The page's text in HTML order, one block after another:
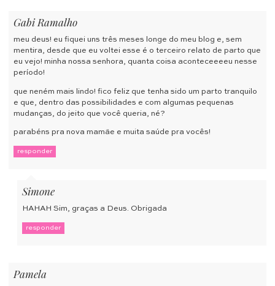
Gabi Ramalho
meu deus! eu fiquei uns três meses longe do meu blog e, sem
mentira, desde que eu voltei esse é o terceiro relato de parto que
eu vejo! minha nossa senhora, quanta coisa aconteceeeeu nesse
período!
que neném mais lindo! fico feliz que tenha sido um parto tranquilo
e que, dentro das possibilidades e com algumas pequenas
mudanças, do jeito que você queria, né?
parabéns pra nova mamãe e muita saúde pra vocês!
responder
Simone
HAHAH Sim, graças a Deus. Obrigada
responder
Pamela